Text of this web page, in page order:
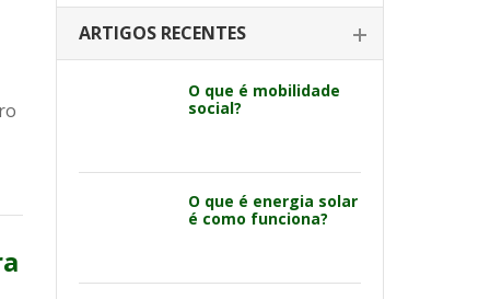
ARTIGOS RECENTES
O que é mobilidade
social?
O que é energia solar
é como funciona?